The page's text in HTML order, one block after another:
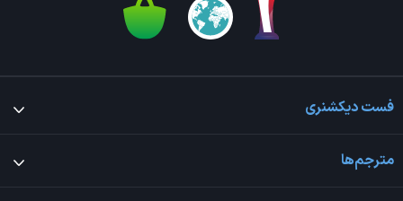
فست دیکشنری
مترجم‌ها